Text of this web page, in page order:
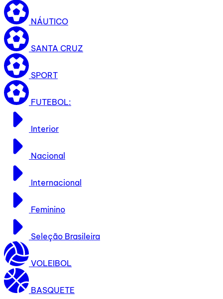
NÁUTICO
SANTA CRUZ
SPORT
FUTEBOL:
Interior
Nacional
Internacional
Feminino
Seleção Brasileira
VOLEIBOL
BASQUETE